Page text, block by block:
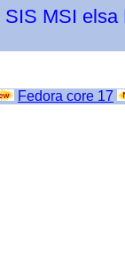
SIS MSI elsa
Fedora core 17